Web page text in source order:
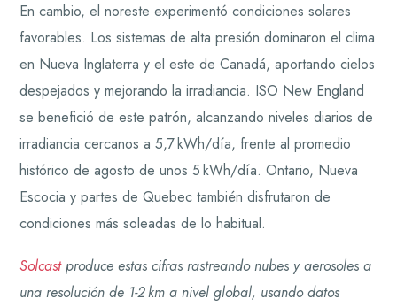
En cambio, el noreste experimentó condiciones solares
favorables. Los sistemas de alta presión dominaron el clima
en Nueva Inglaterra y el este de Canadá, aportando cielos
despejados y mejorando la irradiancia. ISO New England
se benefició de este patrón, alcanzando niveles diarios de
irradiancia cercanos a 5,7 kWh/día, frente al promedio
histórico de agosto de unos 5 kWh/día. Ontario, Nueva
Escocia y partes de Quebec también disfrutaron de
condiciones más soleadas de lo habitual.
Solcastproduce estas cifras rastreando nubes y aerosoles a
una resolución de 1-2 km a nivel global, usando datos